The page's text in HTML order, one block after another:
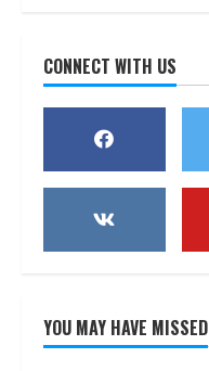
CONNECT WITH US
YOU MAY HAVE MISSED